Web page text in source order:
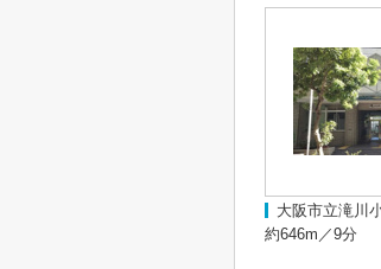
大阪市立滝川
約646m／9分